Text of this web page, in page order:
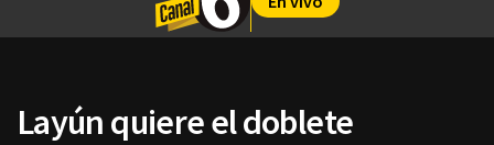
Layún quiere el doblete